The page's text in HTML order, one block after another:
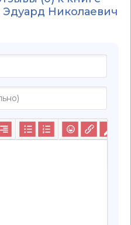
Николаевич